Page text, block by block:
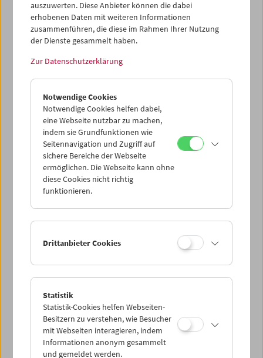
English language or subtitles
< Vorherige Woche
Mo 15.3.
Di 16.3.
Mi 17.3.
Do 18.3.
So 21.3.
PROGRAMM ÜBERBLICK
auszuwerten. Diese Anbieter können die dabei
erhobenen Daten mit weiteren Informationen
zusammenführen, die diese im Rahmen Ihrer Nutzung
der Dienste gesammelt haben.
Zur Datenschutzerklärung
Notwendige Cookies
Notwendige Cookies helfen dabei,
eine Webseite nutzbar zu machen,
indem sie Grundfunktionen wie
Seitennavigation und Zugriff auf
sichere Bereiche der Webseite
ermöglichen. Die Webseite kann ohne
diese Cookies nicht richtig
funktionieren.
Drittanbieter Cookies
Statistik
Statistik-Cookies helfen Webseiten-
Besitzern zu verstehen, wie Besucher
mit Webseiten interagieren, indem
Informationen anonym gesammelt
und gemeldet werden.